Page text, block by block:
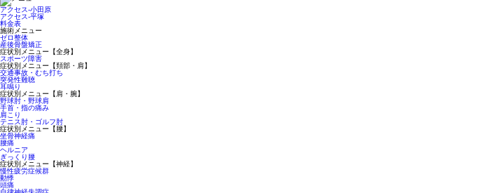
アクセス-小田原
アクセス-平塚
料金表
施術メニュー
ゼロ整体
産後骨盤矯正
症状別メニュー【全身】
スポーツ障害
症状別メニュー【頚部・肩】
交通事故・むち打ち
突発性難聴
耳鳴り
症状別メニュー【肩・腕】
野球肘・野球肩
手首・指の痛み
肩こり
テニス肘・ゴルフ肘
症状別メニュー【腰】
坐骨神経痛
腰痛
ヘルニア
ぎっくり腰
症状別メニュー【神経】
慢性疲労症候群
動悸
頭痛